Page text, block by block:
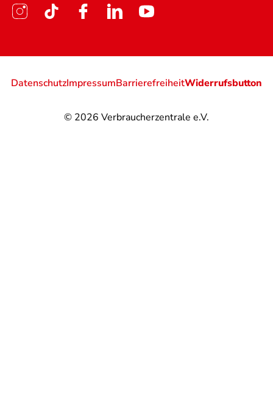
© 2026 Verbraucherzentrale e.V.
DatenschutzImpressumBarrierefreiheitWiderrufsbutton